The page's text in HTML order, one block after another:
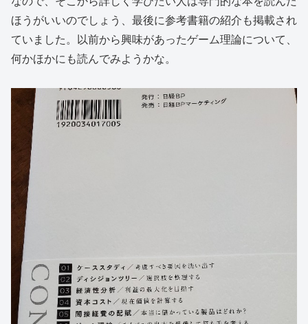
ほうがいいのでしょう、最後に参考書籍の紹介も掲載され
ていました。以前から興味があったゲーム理論について、
何かほかにも読んでみようかな。